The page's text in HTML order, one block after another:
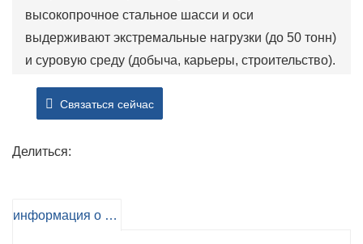
высокопрочное стальное шасси и оси
выдерживают экстремальные нагрузки (до 50 тонн)
и суровую среду (добыча, карьеры, строительство).
технология двигателей и аэродинамический дизайн
с конкурентами.
простоя и ремонт.
Связаться сейчас
Делиться:
информация о продукте